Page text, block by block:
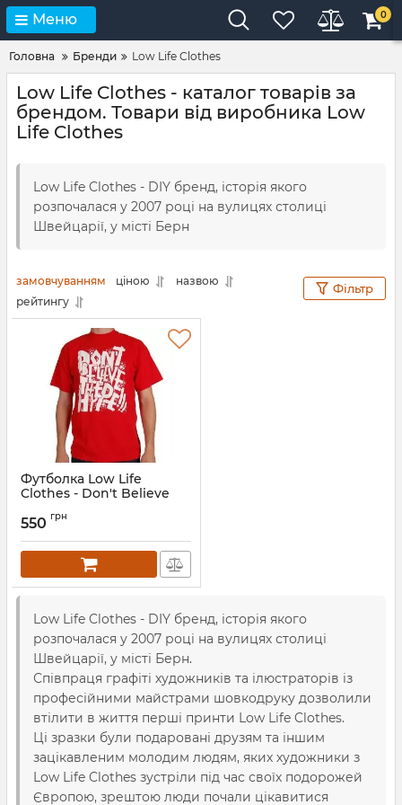
Меню 0
Головна Бренди Low Life Clothes
Low Life Clothes - каталог товарів за
брендом. Товари від виробника Low
Life Clothes
Low Life Clothes - DIY бренд, історія якого
розпочалася у 2007 році на вулицях столиці
Швейцарії, у місті Берн
замовчуванням ціною
назвою
рейтингу
Фільтр
Футболка Low Life
Clothes - Don't Believe
550 грн
Low Life Clothes - DIY бренд, історія якого
розпочалася у 2007 році на вулицях столиці
Швейцарії, у місті Берн.
Співпраця графіті художників та ілюстраторів із
професійними майстрами шовкодруку дозволили
втілити в життя перші принти Low Life Clothes.
Ці зразки були подаровані друзям та іншим
зацікавленим молодим людям, яких художники з
Low Life Clothes зустріли під час своїх подорожей
Європою, зрештою люди почали цікавитися